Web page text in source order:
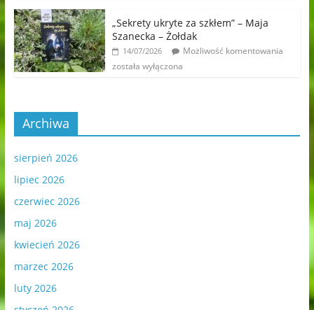
„Sekrety ukryte za szkłem” – Maja
Szanecka – Żołdak
14/07/2026
Możliwość komentowania
została wyłączona
Archiwa
sierpień 2026
lipiec 2026
czerwiec 2026
maj 2026
kwiecień 2026
marzec 2026
luty 2026